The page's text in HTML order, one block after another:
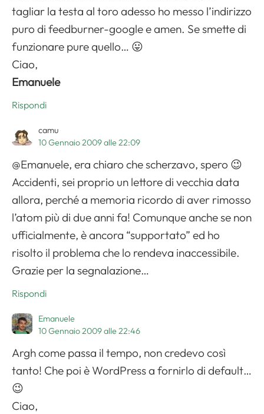
tagliar la testa al toro adesso ho messo l’indirizzo
puro di feedburner-google e amen. Se smette di
funzionare pure quello… 😛
Ciao,
Emanuele
Rispondi
camu
10 Gennaio 2009 alle 22:09
@Emanuele, era chiaro che scherzavo, spero 😉
Accidenti, sei proprio un lettore di vecchia data
allora, perché a memoria ricordo di aver rimosso
l’atom più di due anni fa! Comunque anche se non
ufficialmente, è ancora “supportato” ed ho
risolto il problema che lo rendeva inaccessibile.
Grazie per la segnalazione…
Rispondi
Emanuele
10 Gennaio 2009 alle 22:46
Argh come passa il tempo, non credevo così
tanto! Che poi è WordPress a fornirlo di default…
😉
Ciao,
Apri il menu di navigazione